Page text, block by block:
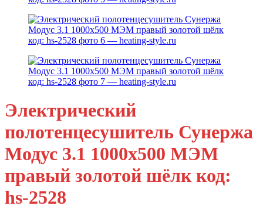
Электрический
полотенцесушитель Сунержа
Модус 3.1 1000х500 МЭМ
правый золотой шёлк код:
hs-2528